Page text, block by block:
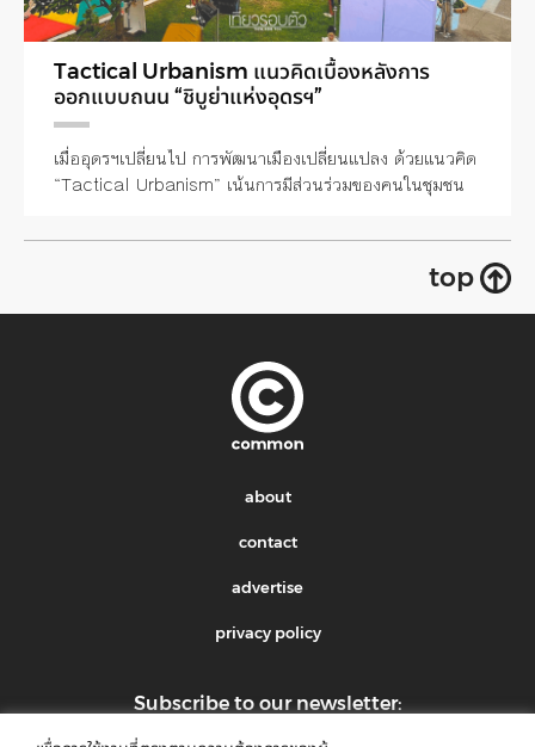
Tactical Urbanism แนวคิดเบื้องหลังการ
ออกแบบถนน “ชิบูย่าแห่งอุดรฯ”
เมื่ออุดรฯเปลี่ยนไป การพัฒนาเมืองเปลี่ยนแปลง ด้วยแนวคิด
“Tactical Urbanism” เน้นการมีส่วนร่วมของคนในชุมชน
top
about
contact
advertise
privacy policy
Subscribe to our newsletter: